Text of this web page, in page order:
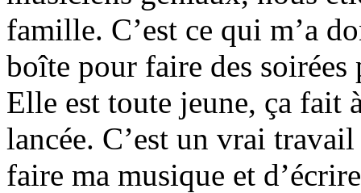
famille. C’est ce qui m’a
boîte pour faire des soirées
Elle est toute jeune, ça fait
lancée. C’est un vrai
faire ma musique et